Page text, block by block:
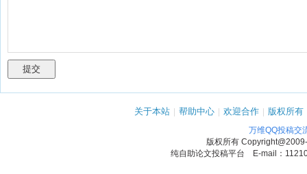
关于本站 | 帮助中心 | 欢迎合作 | 版权所有
万维QQ投稿交
版权所有
纯自助论文投稿平台 E-mail：